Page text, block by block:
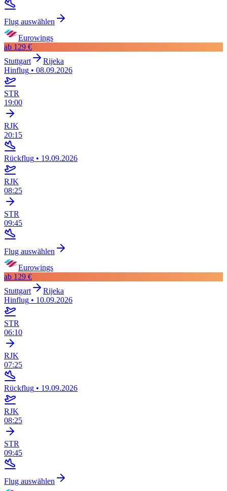
Flug auswählen
Eurowings
ab 129 €
Stuttgart
Rijeka
Hinflug • 08.09.2026
STR
19:00
RJK
20:15
Rückflug • 19.09.2026
RJK
08:25
STR
09:45
Flug auswählen
Eurowings
ab 129 €
Stuttgart
Rijeka
Hinflug • 10.09.2026
STR
06:10
RJK
07:25
Rückflug • 19.09.2026
RJK
08:25
STR
09:45
Flug auswählen